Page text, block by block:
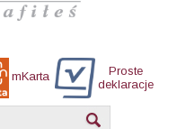
mKarta
Proste
deklaracje